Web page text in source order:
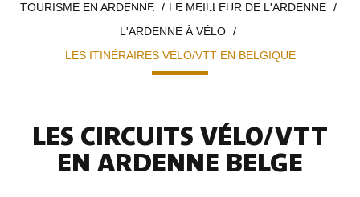
BELGIQUE
d'ArianeTOURISME EN ARDENNE
LE MEILLEUR DE L'ARDENNE
L'ARDENNE À VÉLO
LES ITINÉRAIRES VÉLO/VTT EN BELGIQUE
LES CIRCUITS VÉLO/VTT
EN ARDENNE BELGE